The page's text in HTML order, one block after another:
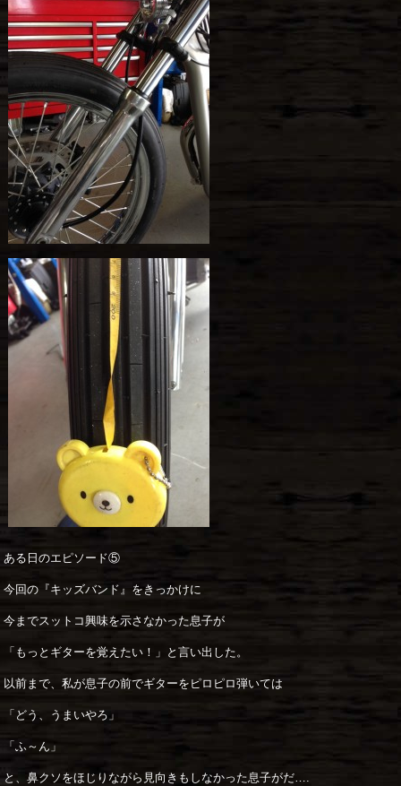
ある日のエピソード⑤
今回の『キッズバンド』をきっかけに
今までスットコ興味を示さなかった息子が
「もっとギターを覚えたい！」と言い出した。
以前まで、私が息子の前でギターをピロピロ弾いては
「どう、うまいやろ」
「ふ～ん」
と、鼻クソをほじりながら見向きもしなかった息子がだ….